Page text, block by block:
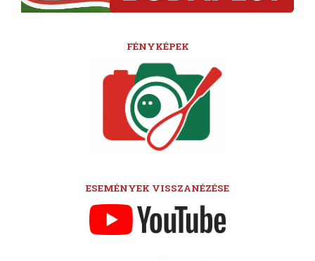
FÉNYKÉPEK
ESEMÉNYEK VISSZANÉZÉSE